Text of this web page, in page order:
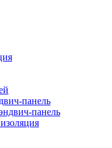
панель
панель